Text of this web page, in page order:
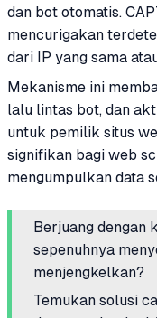
dan bot otomatis.
mencurigakan
dari IP yang sama
Mekanisme ini
lalu lintas bot, dan
untuk pemilik situs
signifikan bagi web
mengumpulkan data
Berjuang dengan
sepenuhnya
menjengkelkan?
Temukan solusi